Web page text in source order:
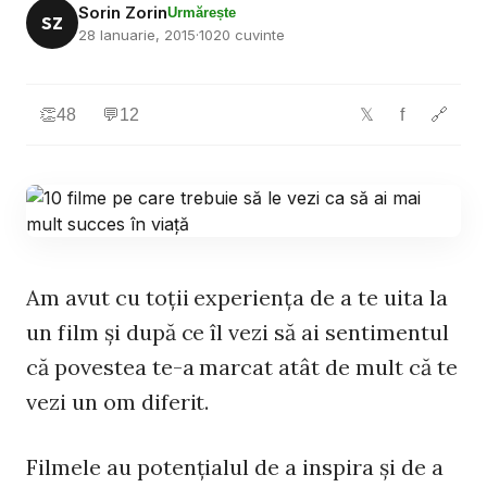
SZ Sorin ZorinUrmărește
28 Ianuarie, 2015·1020 cuvinte
👏48 💬12 𝕏 f 🔗
Am avut cu toţii experienţa de a te uita la
un film şi după ce îl vezi să ai sentimentul
că povestea te-a marcat atât de mult că te
vezi un om diferit.
Filmele au potenţialul de a inspira şi de a